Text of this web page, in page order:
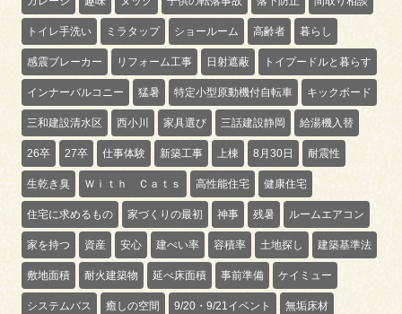
トイレ手洗い ミラタップ ショールーム 高齢者 暮らし
感震ブレーカー リフォーム工事 日射遮蔽 トイプードルと暮らす
インナーバルコニー 猛暑 特定小型原動機付自転車 キックボード
三和建設清水区 西小川 家具選び 三話建設静岡 給湯機入替
26卒 27卒 仕事体験 新築工事 上棟 8月30日 耐震性
生乾き臭 Ｗｉｔｈ Ｃａｔｓ 高性能住宅 健康住宅
住宅に求めるもの 家づくりの最初 神事 残暑 ルームエアコン
家を持つ 資産 安心 建ぺい率 容積率 土地探し 建築基準法
敷地面積 耐火建築物 延べ床面積 事前準備 ケイミュー
システムバス 癒しの空間 9/20・9/21イベント 無垢床材